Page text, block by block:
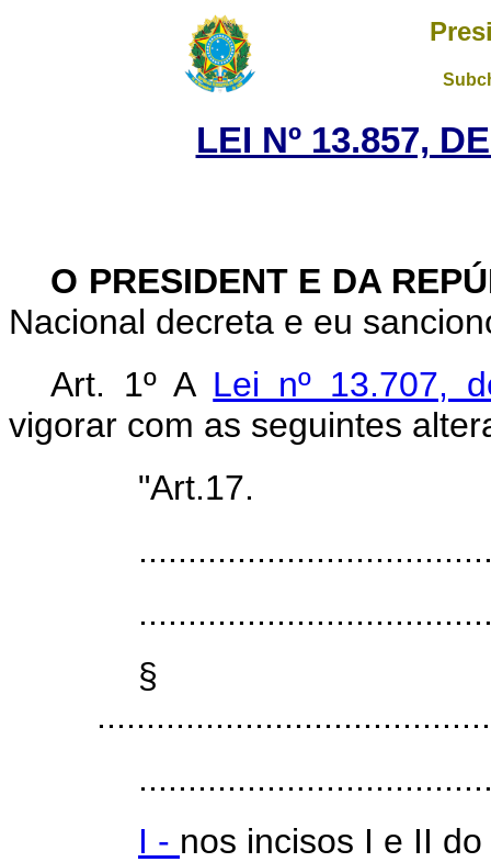
LEI Nº 13.857,
O PRESIDENT E DA
Nacional decreta e eu
Art. 1º A Lei nº 13.707,
vigorar com as seguintes
"Art.17.
§
I - nos incisos I e II